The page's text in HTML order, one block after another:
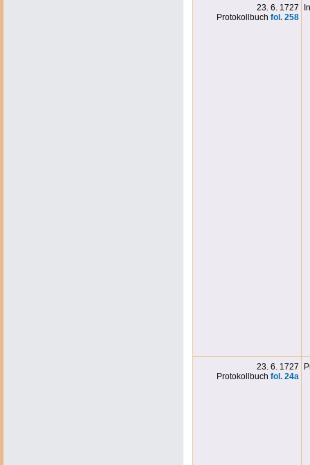
23. 6. 1727
Protokollbuch fol. 258
23. 6. 1727
Protokollbuch fol. 24a